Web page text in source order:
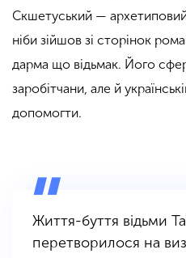
Скшетуський —
ніби зійшов зі сторінок
дарма що відьмак. Його
заробітчани, але й
допомогти.
Життя-буття відьми
перетворилося на